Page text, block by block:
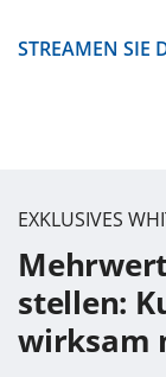
STREAMEN SIE
EXKLUSIVES
stellen:
wirksam